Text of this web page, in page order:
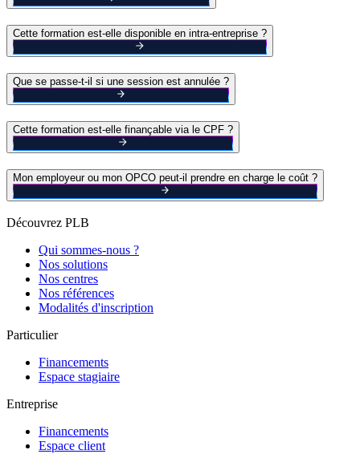
Cette formation est-elle disponible en intra-entreprise ?
Que se passe-t-il si une session est annulée ?
Cette formation est-elle finançable via le CPF ?
Mon employeur ou mon OPCO peut-il prendre en charge le coût ?
Découvrez PLB
Qui sommes-nous ?
Nos solutions
Nos centres
Nos références
Modalités d'inscription
Particulier
Financements
Espace stagiaire
Entreprise
Financements
Espace client